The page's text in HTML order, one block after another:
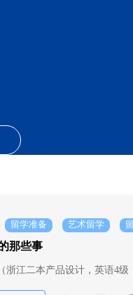
留学准备 艺术留学
那些事
浙江二本产品设计，英语4